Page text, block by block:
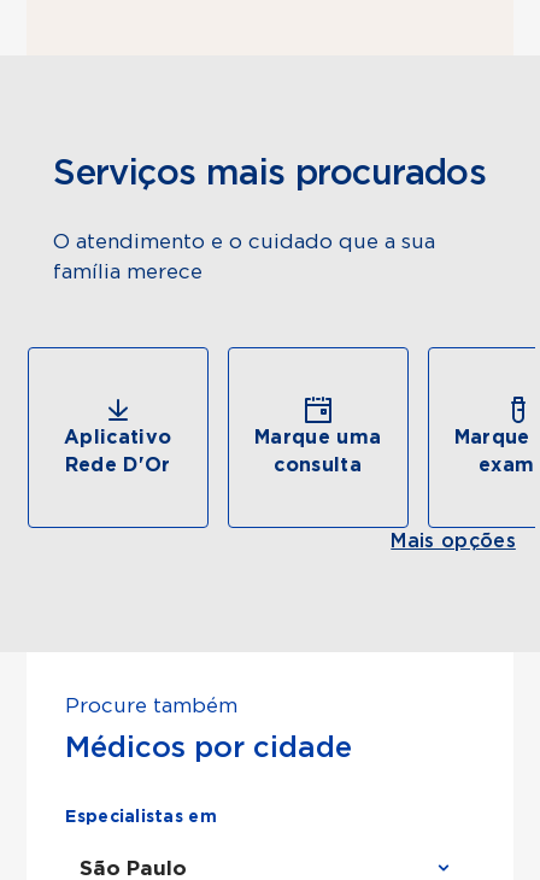
Serviços mais procurados
O atendimento e o cuidado que a sua
família merece
Aplicativo
Rede D'Or
Marque uma
consulta
Marque
Mais opções
Procure também
Médicos por cidade
Especialistas em
São Paulo